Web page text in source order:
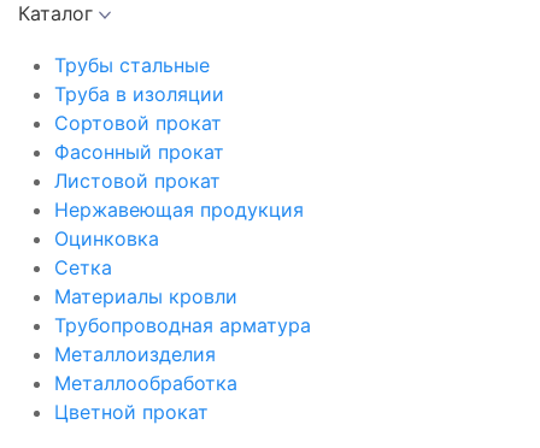
Каталог
Трубы стальные
Труба в изоляции
Сортовой прокат
Фасонный прокат
Листовой прокат
Нержавеющая продукция
Оцинковка
Сетка
Материалы кровли
Трубопроводная арматура
Металлоизделия
Металлообработка
Цветной прокат